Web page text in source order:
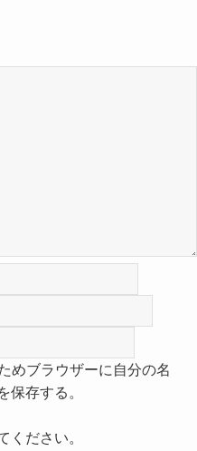
めブラウザーに自分の名
保存する。
ください。